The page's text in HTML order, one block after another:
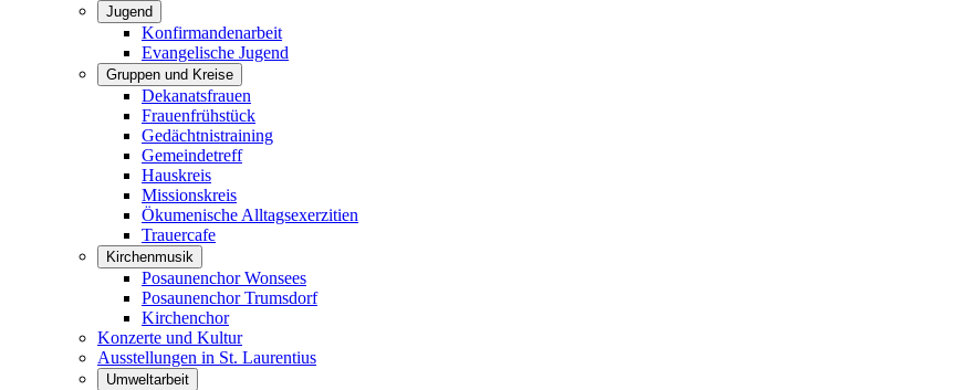
Jugend
Konfirmandenarbeit
Evangelische Jugend
Gruppen und Kreise
Dekanatsfrauen
Frauenfrühstück
Gedächtnistraining
Gemeindetreff
Hauskreis
Missionskreis
Ökumenische Alltagsexerzitien
Trauercafe
Kirchenmusik
Posaunenchor Wonsees
Posaunenchor Trumsdorf
Kirchenchor
Konzerte und Kultur
Ausstellungen in St. Laurentius
Umweltarbeit